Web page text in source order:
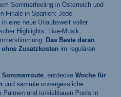
Sommerfeeling in Österreich und
Finale in Spanien: Jede
eine neue Urlaubswelt voller
Highlights, Live-Musik,
Das Beste daran:
ohne Zusatzkosten im regulären
, entdecke Woche für
und sammle unvergessliche
Palmen und türkisblauen Pools in